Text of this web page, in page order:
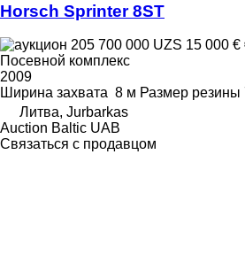
Horsch Sprinter 8ST
205 700 000 UZS 15 000 €
Посевной комплекс
2009
Ширина захвата 8 м Размер резины
Литва, Jurbarkas
Auction Baltic UAB
Связаться с продавцом